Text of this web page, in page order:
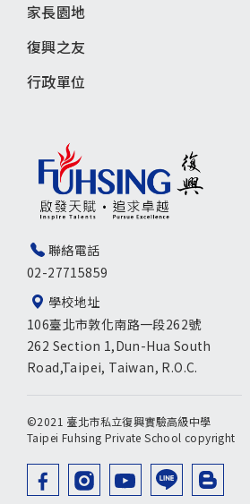
聯絡電話
02-27715859
學校地址
106臺北市敦化南路一段262號
262 Section 1,Dun-Hua South
Road,Taipei, Taiwan, R.O.C.
©2021 臺北市私立復興實驗高級中學
Taipei Fuhsing Private School copyright
家長園地
復興之友
行政單位